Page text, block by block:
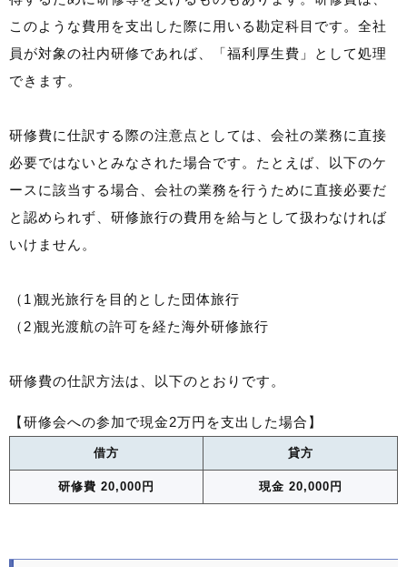
このような費用を支出した際に用いる勘定科目です。全社
員が対象の社内研修であれば、「福利厚生費」として処理
できます。
研修費に仕訳する際の注意点としては、会社の業務に直接
必要ではないとみなされた場合です。たとえば、以下のケ
ースに該当する場合、会社の業務を行うために直接必要だ
と認められず、研修旅行の費用を給与として扱わなければ
いけません。
観光旅行を目的とした団体旅行
観光渡航の許可を経た海外研修旅行
研修費の仕訳方法は、以下のとおりです。
【研修会への参加で現金2万円を支出した場合】
借方 貸方
研修費 20,000円 現金 20,000円